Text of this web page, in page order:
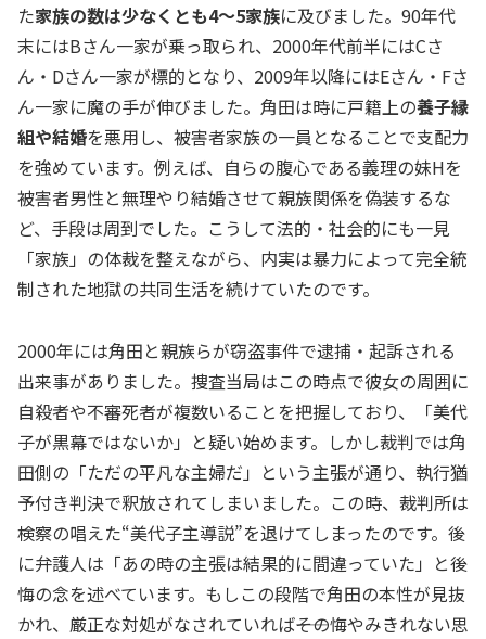
た家族の数は少なくとも4～5家族に及びました。90年代
末にはBさん一家が乗っ取られ、2000年代前半にはCさ
ん・Dさん一家が標的となり、2009年以降にはEさん・Fさ
ん一家に魔の手が伸びました。角田は時に戸籍上の養子縁
組や結婚を悪用し、被害者家族の一員となることで支配力
を強めています。例えば、自らの腹心である義理の妹Hを
被害者男性と無理やり結婚させて親族関係を偽装するな
ど、手段は周到でした。こうして法的・社会的にも一見
「家族」の体裁を整えながら、内実は暴力によって完全統
制された地獄の共同生活を続けていたのです。
2000年には角田と親族らが窃盗事件で逮捕・起訴される
出来事がありました。捜査当局はこの時点で彼女の周囲に
自殺者や不審死者が複数いることを把握しており、「美代
子が黒幕ではないか」と疑い始めます。しかし裁判では角
田側の「ただの平凡な主婦だ」という主張が通り、執行猶
予付き判決で釈放されてしまいました。この時、裁判所は
検察の唱えた“美代子主導説”を退けてしまったのです。後
に弁護人は「あの時の主張は結果的に間違っていた」と後
悔の念を述べています。もしこの段階で角田の本性が見抜
かれ、厳正な対処がなされていれば――その悔やみきれない思